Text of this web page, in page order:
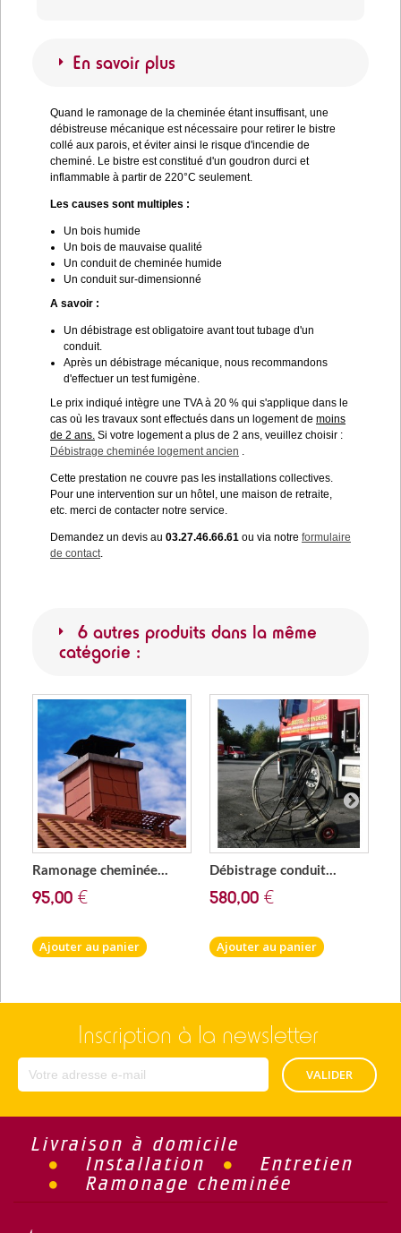
En savoir plus
Quand le ramonage de la cheminée étant insuffisant, une
débistreuse mécanique est nécessaire pour retirer le bistre
collé aux parois, et éviter ainsi le risque d'incendie de
cheminé. Le bistre est constitué d'un goudron durci et
inflammable à partir de 220°C seulement.
Les causes sont multiples :
Un bois humide
Un bois de mauvaise qualité
Un conduit de cheminée humide
Un conduit sur-dimensionné
A savoir :
Un débistrage est obligatoire avant tout tubage d'un
conduit.
Après un débistrage mécanique, nous recommandons
d'effectuer un test fumigène.
Le prix indiqué intègre une TVA à 20 % qui s'applique dans le
cas où les travaux sont effectués dans un logement de moins
de 2 ans. Si votre logement a plus de 2 ans, veuillez choisir :
Débistrage cheminée logement ancien .
Cette prestation ne couvre pas les installations collectives.
Pour une intervention sur un hôtel, une maison de retraite,
etc. merci de contacter notre service.
Demandez un devis au 03.27.46.66.61 ou via notre formulaire
de contact.
6 autres produits dans la même
catégorie :
Ramonage cheminée...
95,00 €
Ajouter au panier
Débistrage conduit...
580,00 €
Ajouter au panier
Inscription à la newsletter
VALIDER
Livraison à domicile
Installation
Entretien
Ramonage cheminée